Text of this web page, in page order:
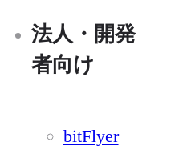
法人・開発
者向け
bitFlyer